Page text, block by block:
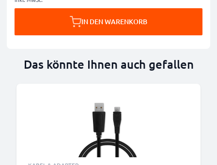
IN DEN WARENKORB
Das könnte Ihnen auch gefallen